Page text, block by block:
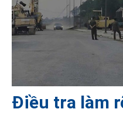
Điều tra làm